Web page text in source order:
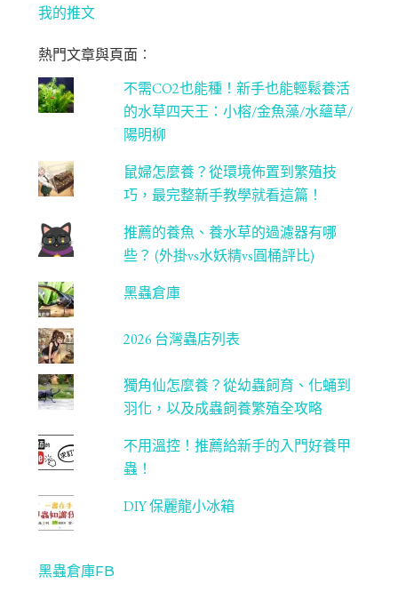
ok
m
C
ha
n
ne
l
我的推文
熱門文章與頁面︰
不需CO2也能種！新手也能輕鬆養活
的水草四天王：小榕/金魚藻/水蘊草/
陽明柳
鼠婦怎麼養？從環境佈置到繁殖技
巧，最完整新手教學就看這篇！
推薦的養魚、養水草的過濾器有哪
些？ (外掛vs水妖精vs圓桶評比)
黑蟲倉庫
2026 台灣蟲店列表
獨角仙怎麼養？從幼蟲飼育、化蛹到
羽化，以及成蟲飼養繁殖全攻略
不用溫控！推薦給新手的入門好養甲
蟲！
DIY 保麗龍小冰箱
黑蟲倉庫FB